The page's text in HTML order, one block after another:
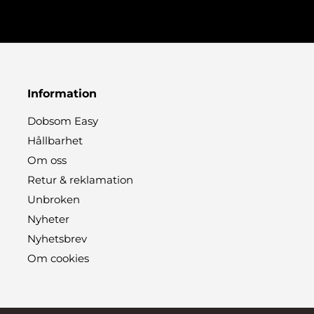
Information
Dobsom Easy
Hållbarhet
Om oss
Retur & reklamation
Unbroken
Nyheter
Nyhetsbrev
Om cookies